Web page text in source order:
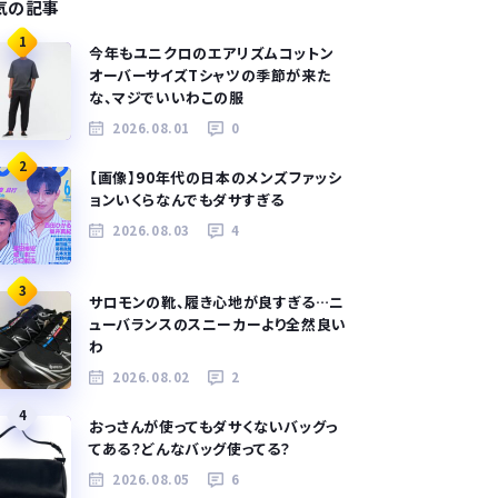
の記事
1
今年もユニクロのエアリズムコットン
オーバーサイズTシャツの季節が来た
な、マジでいいわこの服
2026.08.01 0
2
【画像】90年代の日本のメンズファッシ
ョンいくらなんでもダサすぎる
2026.08.03 4
3
サロモンの靴、履き心地が良すぎる…ニ
ューバランスのスニーカーより全然良い
わ
2026.08.02 2
4
おっさんが使ってもダサくないバッグっ
てある？どんなバッグ使ってる？
2026.08.05 6